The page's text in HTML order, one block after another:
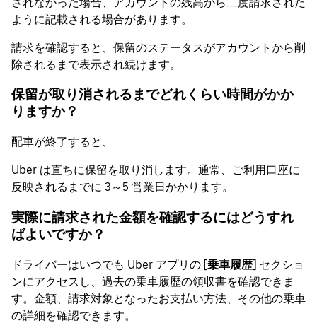
ように記載される場合があります。
請求を確認すると、保留のステータスがアカウントから削
除されるまで表示され続けます。
保留が取り消されるまでどれくらい時間がかか
りますか？
配車が終了すると、
Uber は直ちに保留を取り消します。通常、ご利用口座に
反映されるまでに 3～5 営業日かかります。
実際に請求された金額を確認するにはどうすれ
ばよいですか？
ドライバーはいつでも Uber アプリの [乗車履歴] セクショ
ンにアクセスし、過去の乗車履歴の領収書を確認できま
す。金額、請求対象となったお支払い方法、その他の乗車
の詳細を確認できます。